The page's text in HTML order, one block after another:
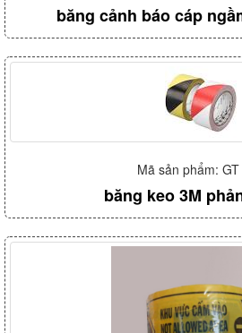
băng cảnh báo cáp
Mã sản phẩm:
băng keo 3M